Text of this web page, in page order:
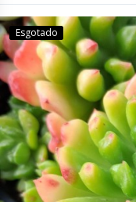
Esgotado